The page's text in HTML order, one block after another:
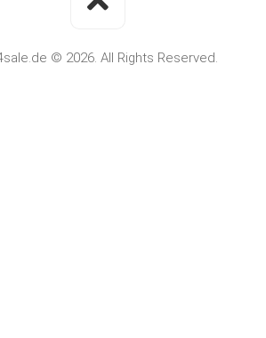
© 2026. All Rights Reserved.